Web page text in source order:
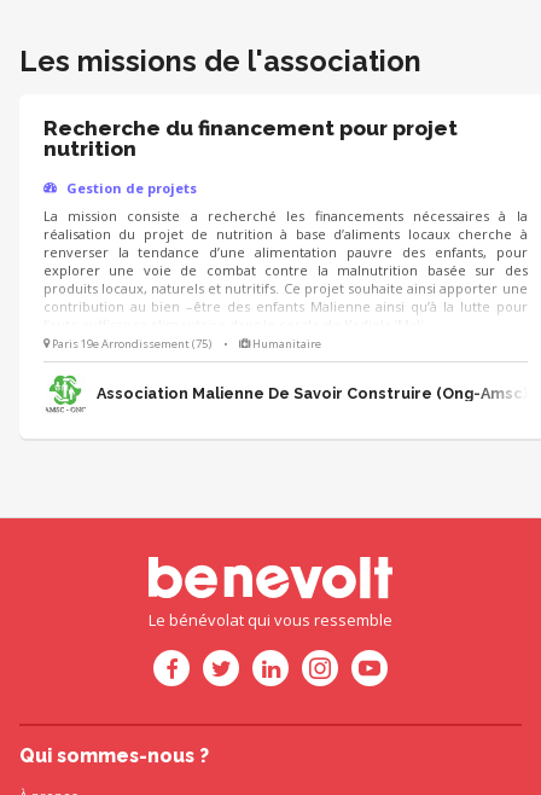
Les missions de l'association
Recherche du financement pour projet
nutrition
Gestion de projets
La mission consiste a recherché les financements nécessaires à la
réalisation du projet de nutrition à base d’aliments locaux cherche à
renverser la tendance d’une alimentation pauvre des enfants, pour
explorer une voie de combat contre la malnutrition basée sur des
produits locaux, naturels et nutritifs. Ce projet souhaite ainsi apporter une
contribution au bien –être des enfants Malienne ainsi qu’à la lutte pour
Paris 19e Arrondissement (75) • Humanitaire
Association Malienne De Savoir Construire (Ong-Amsc)
Le bénévolat qui vous ressemble
Qui sommes-nous ?